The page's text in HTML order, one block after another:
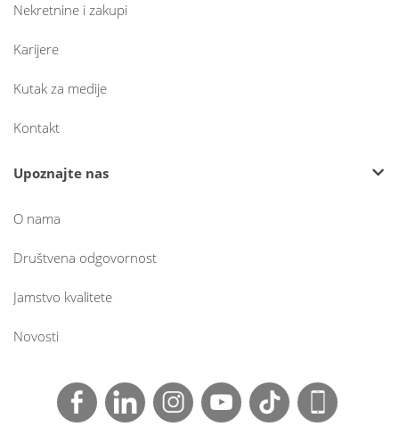
Nekretnine i zakupi
Karijere
Kutak za medije
Kontakt
Upoznajte nas
O nama
Društvena odgovornost
Jamstvo kvalitete
Novosti